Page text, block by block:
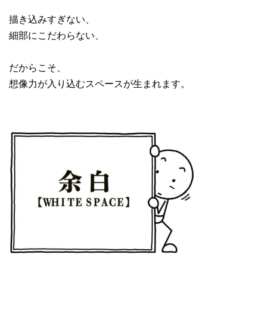
描き込みすぎない、
細部にこだわらない、
だからこそ、
想像力が入り込むスペースが生まれます。